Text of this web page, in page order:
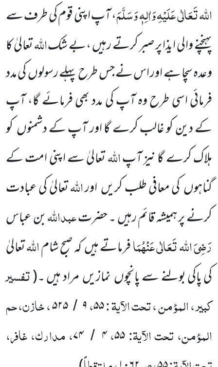
اللہ تَعَالٰی عَلَیْہِ وَاٰلِہٖ وَسَلَّمَ، آپ اپنی قوم کی طرف سے
پہنچنے والی ایذا پر صبر کرتے رہیں ،بے شکاللہتعالیٰ کا
وعدہ سچا ہے اور اس نے جس طرح پہلے رسولوں کی مدد
فرمائی اسی طرح وہ آپ کی مدد بھی فرمائے گا، آپ
کے دین کو غالب کرے گا اور آپ کے دشمنوں کو
ہلاک کرے گا نیز آپاللہتعالیٰسے اپنی امت کے
گناہوں کی معافی طلب کریں اوراللہتعالیٰ کی عبادت
کرنے پر ہمیشہ قائم رہیں ۔ حضرتعبداللہبن عباس
رَضِیَ اللہ تَعَالٰی عَنْہُمَافرماتے ہیں کہ صبح شاماللہتعالیٰ
کی پاکی بولنے سے پانچوں نمازیں مراد ہیں ۔(تفسیر
کبیر ، المؤمن ، تحت الآیۃ :۵۵،۹ / ۵۲۵، خازن، حم
المؤمن، تحت الآیۃ:۵۵،۴ /۷۴، مدارک، غافر،